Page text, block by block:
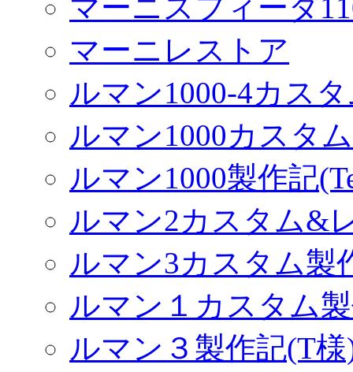
マーニスフィーダ
マーニレストア
ルマン1000-4カス
ルマン1000カスタ
ルマン1000製作記
ルマン2カスタム&
ルマン3カスタム製
ルマン１カスタム
ルマン３製作記(T様